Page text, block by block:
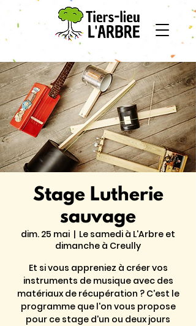
Stage Lutherie
sauvage
dim. 25 mai
  |
Le samedi à L'Arbre et
dimanche à Creully
Et si vous appreniez à créer vos
instruments de musique avec des
matériaux de récupération ? C'est le
programme que l'on vous propose
pour ce stage d'un ou deux jours